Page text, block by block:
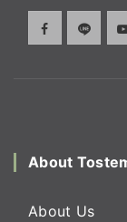
About
About Us